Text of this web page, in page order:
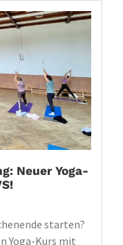
Neuer Yoga-
starten?
Yoga-Kurs mit